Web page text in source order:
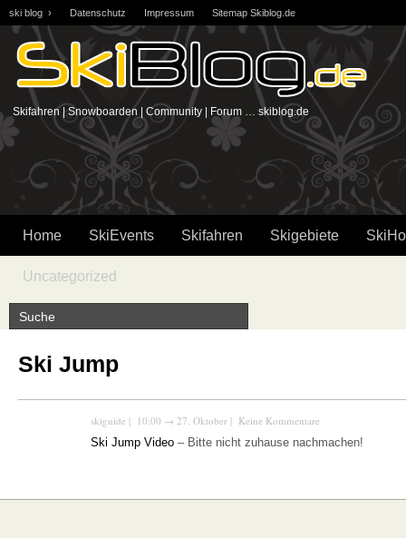
ski blog › Datenschutz Impressum Sitemap Skiblog.de
Skifahren | Snowboarden | Community | Forum … skiblog.de
Home SkiEvents Skifahren Skigebiete
Uncategorized
Ski Jump
skiguide | 10:00 → 27. Oktober | Keine Kommentare
Ski Jump Video – Bitte nicht zuhause nachmachen!